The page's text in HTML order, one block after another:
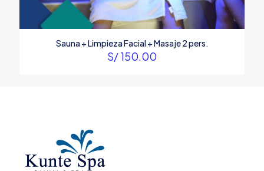
Sauna + Limpieza Facial + Masaje 2 pers.
S/150.00